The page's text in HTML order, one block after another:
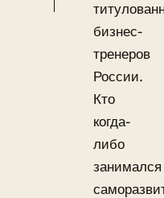
бизнес-
тренеров
России.
Кто
когда-
либо
занимался